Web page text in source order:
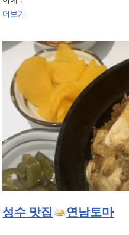
더보기
성수 맛집 연남토마